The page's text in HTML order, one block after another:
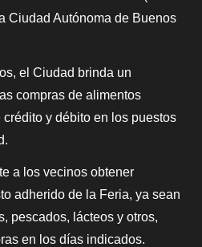
Ciudad Autónoma de Buenos
el Ciudad brinda un
compras de alimentos
y débito en los puestos
a los vecinos obtener
adherido de la Feria, ya sean
pescados, lácteos y otros,
en los días indicados.